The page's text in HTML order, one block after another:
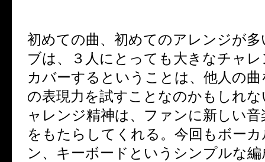
初めての曲、初めてのアレンジが
ブは、３人にとっても大きなチャ
カバーするということは、他人の
の表現力を試すことなのかもしれ
ャレンジ精神は、ファンに新しい
をもたらしてくれる。今回もボー
ン、キーボードというシンプルな